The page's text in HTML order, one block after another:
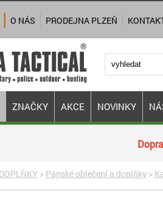
> Pánské oblečení a doplňky >
ZNAČKY AKCE NOVINKY
O NÁS PRODEJNA PLZEŇ